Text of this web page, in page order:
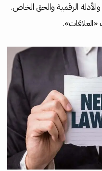
الرقمية والحق الخاص.
«العلاقات».